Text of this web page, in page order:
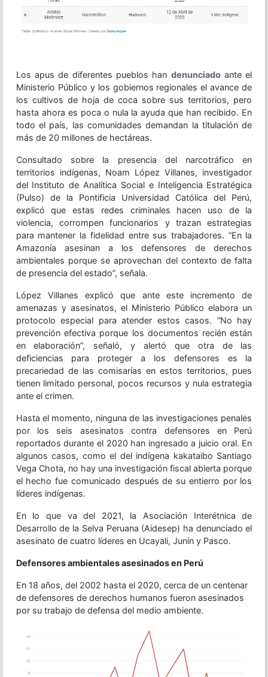
Los apus de diferentes pueblos han denunciadoante el
Ministerio Público y los gobiernos regionales el avance de
los cultivos de hoja de coca sobre sus territorios, pero
hasta ahora es poca o nula la ayuda que han recibido. En
todo el país, las comunidades demandan la titulación de
más de 20 millones de hectáreas.
Consultado sobre la presencia del narcotráfico en
territorios indígenas, Noam López Villanes, investigador
del Instituto de Analítica Social e Inteligencia Estratégica
(Pulso) de la Pontificia Universidad Católica del Perú,
explicó que estas redes criminales hacen uso de la
violencia, corrompen funcionarios y trazan estrategias
para mantener la fidelidad entre sus trabajadores. “En la
Amazonía asesinan a los defensores de derechos
ambientales porque se aprovechan del contexto de falta
de presencia del estado”, señala.
López Villanes explicó que ante este incremento de
amenazas y asesinatos, el Ministerio Público elabora un
protocolo especial para atender estos casos. “No hay
prevención efectiva porque los documentos recién están
en elaboración”, señaló, y alertó que otra de las
deficiencias para proteger a los defensores es la
precariedad de las comisarías en estos territorios, pues
tienen limitado personal, pocos recursos y nula estrategia
ante el crimen.
Hasta el momento, ninguna de las investigaciones penales
por los seis asesinatos contra defensores en Perú
reportados durante el 2020 han ingresado a juicio oral. En
algunos casos, como el del indígena kakataibo Santiago
Vega Chota, no hay una investigación fiscal abierta porque
el hecho fue comunicado después de su entierro por los
líderes indígenas.
En lo que va del 2021, la Asociación Interétnica de
Desarrollo de la Selva Peruana (Aidesep) ha denunciado el
asesinato de cuatro líderes en Ucayali, Junín y Pasco.
Defensores ambientales asesinados en Perú
En 18 años, del 2002 hasta el 2020, cerca de un centenar
de defensores de derechos humanos fueron asesinados
por su trabajo de defensa del medio ambiente.